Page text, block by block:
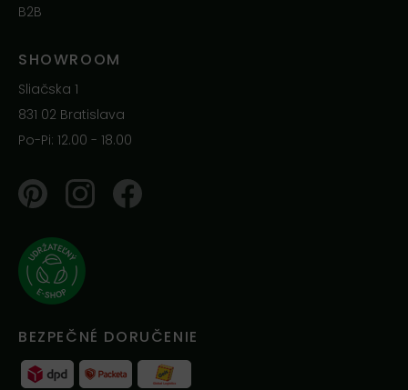
B2B
SHOWROOM
Sliačska 1
831 02 Bratislava
Po-Pi: 12.00 - 18.00
PinterestInstagramFacebook
BEZPEČNÉ DORUČENIE